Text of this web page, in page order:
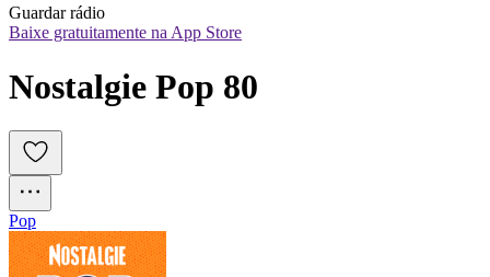
Guardar rádio
Baixe gratuitamente na App Store
Nostalgie Pop 80
Pop